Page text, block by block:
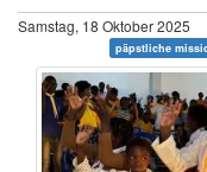
Samstag, 18 Oktober 2025
päpstliche